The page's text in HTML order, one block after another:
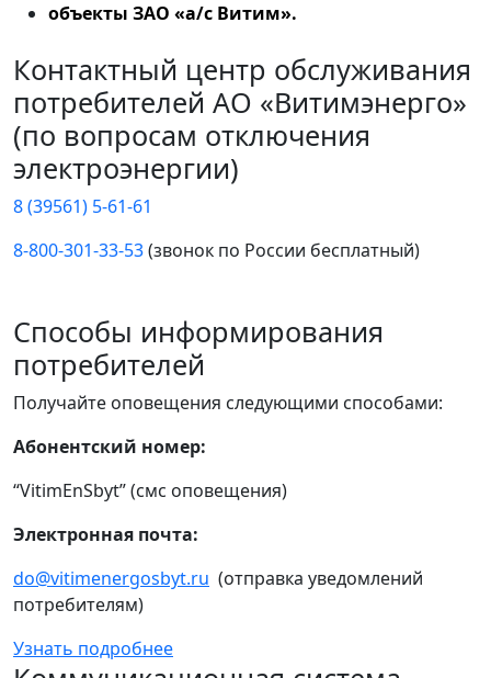
объекты ЗАО «а/с Витим».
Контактный центр обслуживания
потребителей АО «Витимэнерго»
(по вопросам отключения
электроэнергии)
8 (39561) 5-61-61
8-800-301-33-53(звонок по России бесплатный)
Способы информирования
потребителей
Получайте оповещения следующими способами:
Абонентский номер:
“VitimEnSbyt” (смс оповещения)
Электронная почта:
do@vitimenergosbyt.ru (отправка уведомлений
потребителям)
Узнать подробнее